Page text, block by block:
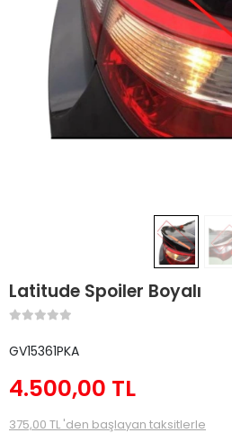
Latitude Spoiler Boyalı
GV15361PKA
4.500,00 TL
375,00 TL 'den başlayan taksitlerle